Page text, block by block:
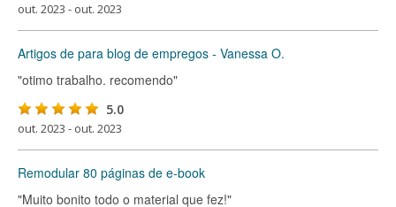
out. 2023 - out. 2023
Artigos de para blog de empregos - Vanessa O.
"otimo trabalho. recomendo"
5.0
out. 2023 - out. 2023
Remodular 80 páginas de e-book
"Muito bonito todo o material que fez!"